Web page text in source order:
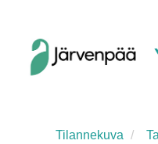
Tilannekuva